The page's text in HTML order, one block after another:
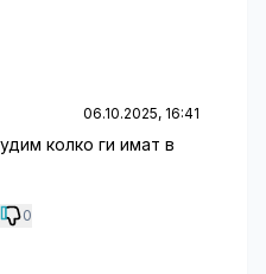
06.10.2025, 16:41
колко ги имат в
0